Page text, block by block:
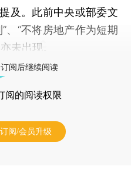
及。此前中央或部委文
、“不将房地产作为短期
未出现。
阅后继续阅读
阅的阅读权限
订阅/会员升级